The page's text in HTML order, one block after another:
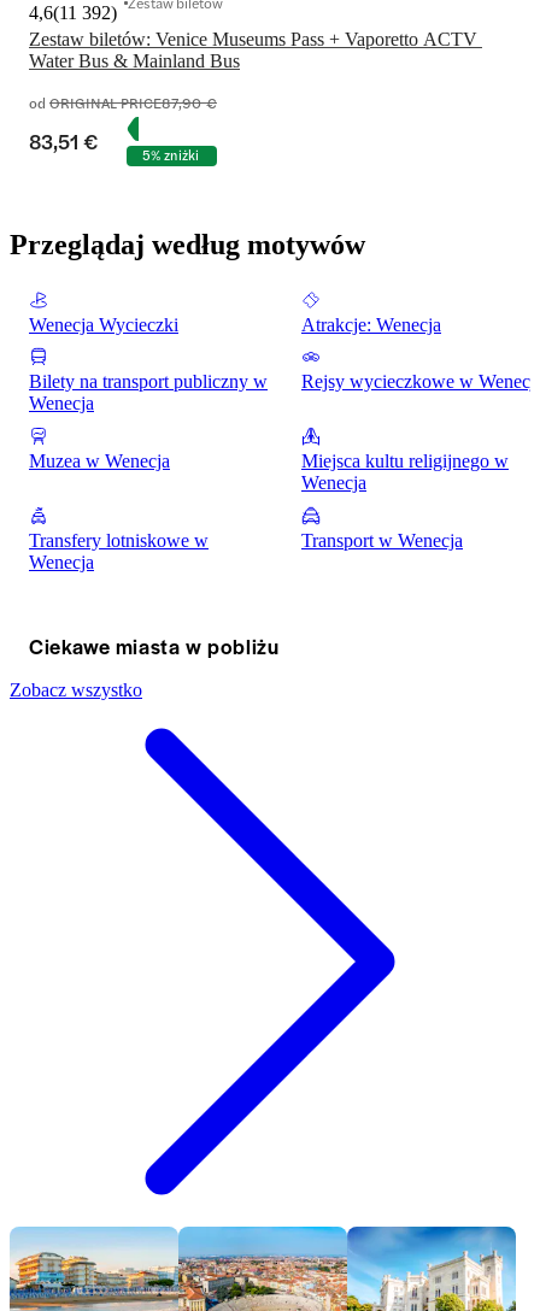
Zestaw biletów: Venice Museums Pass + Vaporetto ACTV
Water Bus & Mainland Bus
4,6(11 392)
od ORIGINAL PRICE87,90 €
83,51 € 5% zniżki
Przeglądaj według motywów
Wenecja Wycieczki Atrakcje: Wenecja
Bilety na transport publiczny w
Wenecja
Rejsy wycieczkowe w
Muzea w Wenecja
Miejsca kultu religijnego w
Wenecja
Transfery lotniskowe w
Wenecja
Transport w Wenecja
Ciekawe miasta w pobliżu
Zobacz wszystko